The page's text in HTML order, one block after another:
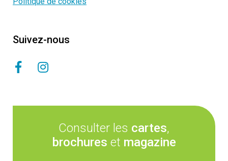
Suivez-nous
Consulter les cartes,
brochures et magazine